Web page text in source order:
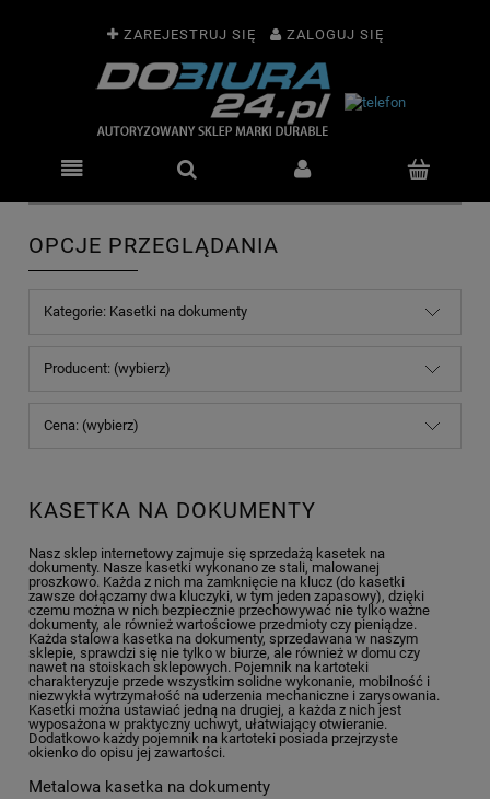
ZAREJESTRUJ SIĘ ZALOGUJ SIĘ
OPCJE PRZEGLĄDANIA
Kategorie: Kasetki na dokumenty
Producent: (wybierz)
Cena: (wybierz)
KASETKA NA DOKUMENTY
Nasz sklep internetowy zajmuje się sprzedażą kasetek na
dokumenty. Nasze kasetki wykonano ze stali, malowanej
proszkowo. Każda z nich ma zamknięcie na klucz (do kasetki
zawsze dołączamy dwa kluczyki, w tym jeden zapasowy), dzięki
czemu można w nich bezpiecznie przechowywać nie tylko ważne
dokumenty, ale również wartościowe przedmioty czy pieniądze.
Każda stalowa kasetka na dokumenty, sprzedawana w naszym
sklepie, sprawdzi się nie tylko w biurze, ale również w domu czy
nawet na stoiskach sklepowych. Pojemnik na kartoteki
charakteryzuje przede wszystkim solidne wykonanie, mobilność i
niezwykła wytrzymałość na uderzenia mechaniczne i zarysowania.
Kasetki można ustawiać jedną na drugiej, a każda z nich jest
wyposażona w praktyczny uchwyt, ułatwiający otwieranie.
Dodatkowo każdy pojemnik na kartoteki posiada przejrzyste
okienko do opisu jej zawartości.
Metalowa kasetka na dokumenty